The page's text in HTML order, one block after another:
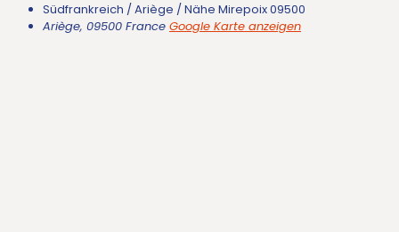
Südfrankreich / Ariège / Nähe Mirepoix 09500
Ariège, 09500 France Google Karte anzeigen